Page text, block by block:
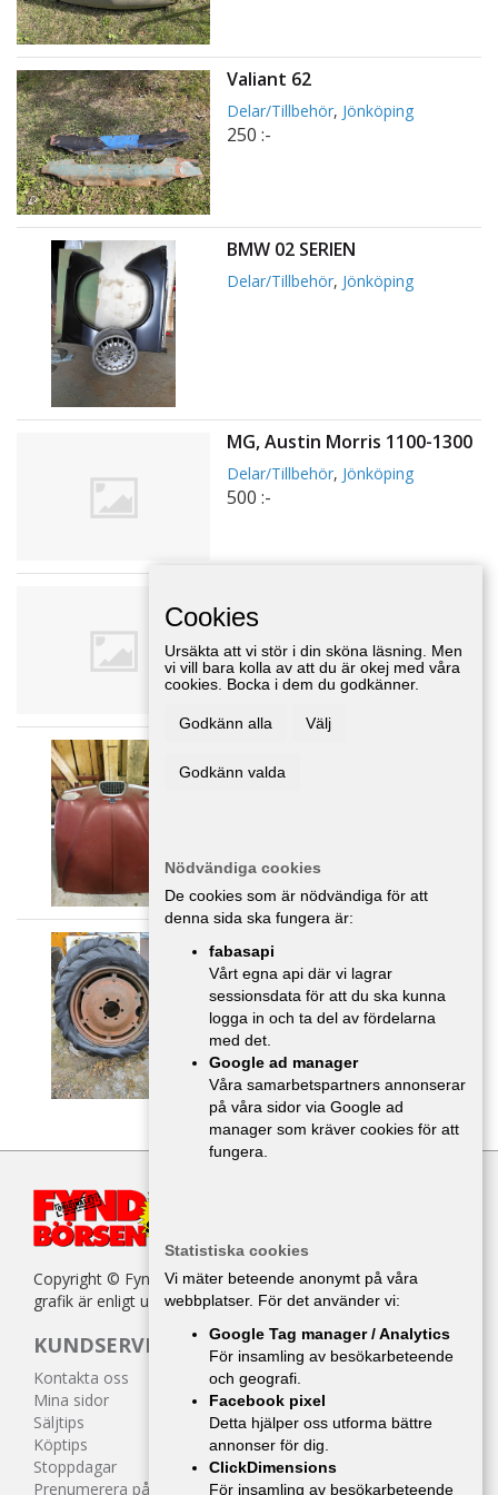
Valiant 62
Delar/Tillbehör, Jönköping
250 :-
BMW 02 SERIEN
Delar/Tillbehör, Jönköping
MG, Austin Morris 1100-1300
Delar/Tillbehör, Jönköping
500 :-
Delar/Tillbehör
Delar/Tillbehör
Porsche-fälgar
Delar/Tillbehör ,Jönköping
1 500 :-
Copyright © Fyndbörsen. All kopiering av texter, bilder eller
grafik är enligt upphovsrättslagen förbjuden.
KUNDSERVICE
Kontakta oss
Mina sidor
Säljtips
Köptips
Stoppdagar
Prenumerera på tidningen
Cookies
Ursäkta att vi stör i din sköna läsning. Men
vi vill bara kolla av att du är okej med våra
cookies. Bocka i dem du godkänner.
Godkänn alla Välj
Godkänn valda
Nödvändiga cookies
De cookies som är nödvändiga för att
denna sida ska fungera är:
fabasapi
Vårt egna api där vi lagrar
sessionsdata för att du ska kunna
logga in och ta del av fördelarna
med det.
Google ad manager
Våra samarbetspartners annonserar
på våra sidor via Google ad
manager som kräver cookies för att
fungera.
Statistiska cookies
Vi mäter beteende anonymt på våra
webbplatser. För det använder vi:
Google Tag manager / Analytics
För insamling av besökarbeteende
och geografi.
Facebook pixel
Detta hjälper oss utforma bättre
annonser för dig.
ClickDimensions
För insamling av besökarbeteende